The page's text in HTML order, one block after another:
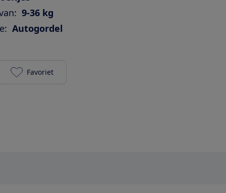
9-36 kg
Autogordel
KidsEmbrace Friendship (Batman - groep 1/2/3)
Favoriet